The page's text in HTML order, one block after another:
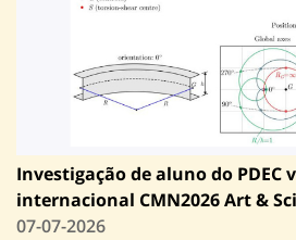
Investigação de aluno do PDEC
internacional CMN2026 Art &
07-07-2026